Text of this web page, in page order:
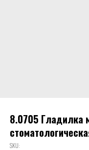
8.0705 Гладилка
SKU: